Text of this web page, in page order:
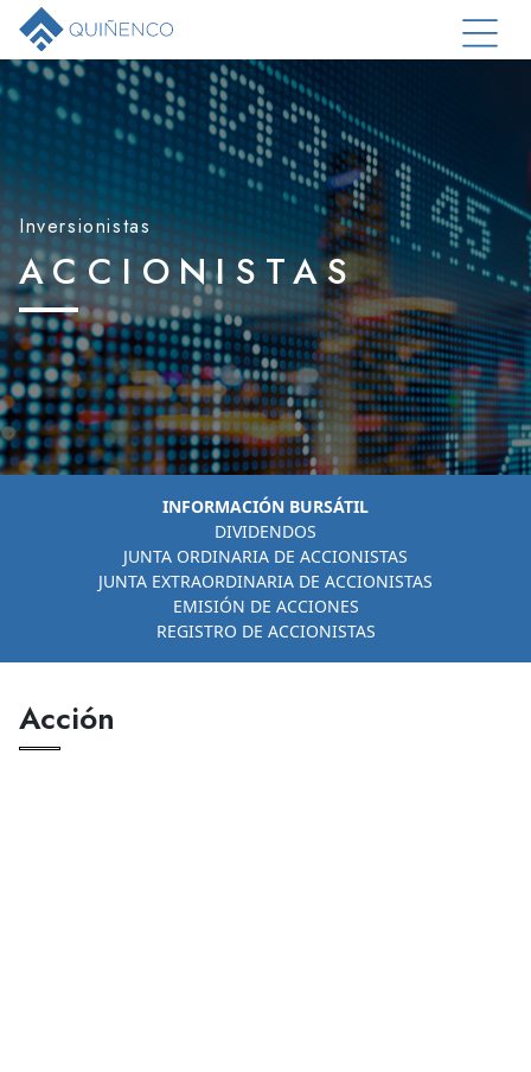
Inversionistas
ACCIONISTAS
INFORMACIÓN BURSÁTIL
DIVIDENDOS
JUNTA ORDINARIA DE ACCIONISTAS
JUNTA EXTRAORDINARIA DE ACCIONISTAS
EMISIÓN DE ACCIONES
REGISTRO DE ACCIONISTAS
Acción